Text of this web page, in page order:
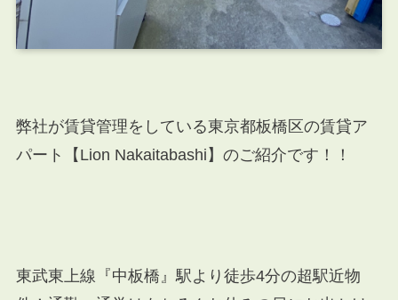
弊社が賃貸管理をしている東京都板橋区の賃貸ア
パート【Lion Nakaitabashi】のご紹介です！！
東武東上線『中板橋』駅より徒歩4分の超駅近物